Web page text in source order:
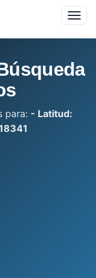
para: - Latitud: